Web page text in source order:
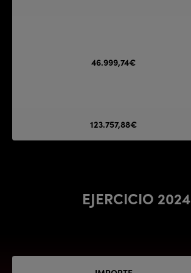
46.999,74€
123.757,88€
EJERCICIO 2024